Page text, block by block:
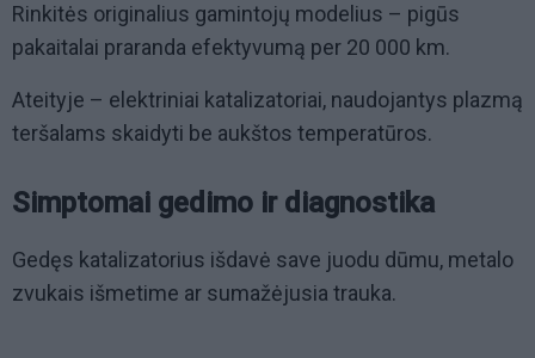
Rinkitės originalius gamintojų modelius – pigūs
pakaitalai praranda efektyvumą per 20 000 km.
Ateityje – elektriniai katalizatoriai, naudojantys plazmą
teršalams skaidyti be aukštos temperatūros.
Simptomai gedimo ir diagnostika
Gedęs katalizatorius išdavė save juodu dūmu, metalo
zvukais išmetime ar sumažėjusia trauka.